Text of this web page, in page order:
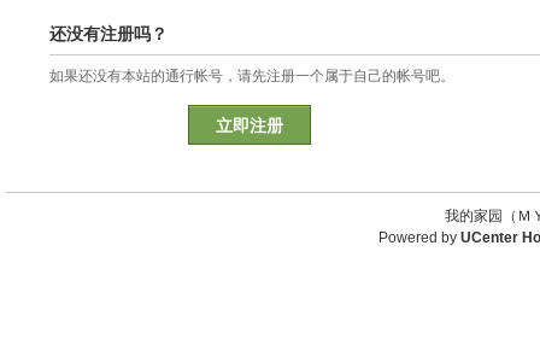
还没有注册吗？
如果还没有本站的通行帐号，请先注册一个属于自己的帐号吧。
立即注册
我的家园（
Powered by UCenter